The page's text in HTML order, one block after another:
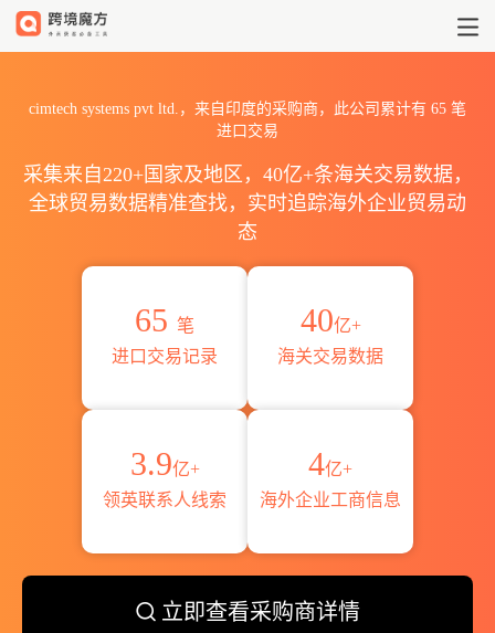
cimtech systems pvt ltd.，来自印度的采购商，此公司累计有 65 笔
进口交易
采集来自220+国家及地区，40亿+条海关交易数据，
全球贸易数据精准查找，实时追踪海外企业贸易动
态
65 笔
进口交易记录
40亿+
海关交易数据
3.9亿+
领英联系人线索
4亿+
海外企业工商信息
立即查看采购商详情